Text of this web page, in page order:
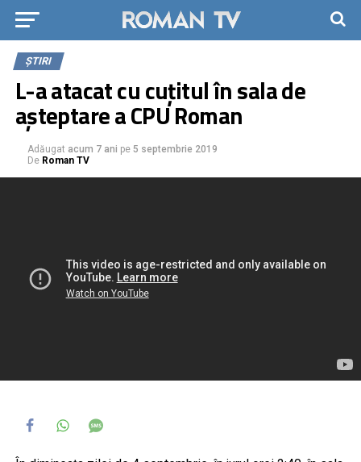
ȘTIRI
L-a atacat cu cuțitul în sala de
așteptare a CPU Roman
Adăugat acum 7 ani pe 5 septembrie 2019
De Roman TV